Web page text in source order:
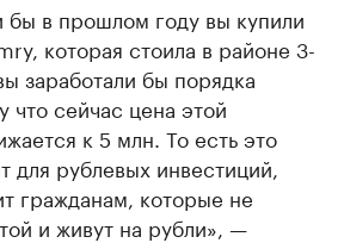
в прошлом году вы купили
которая стоила в районе 3-
заработали бы порядка
что сейчас цена этой
к 5 млн. То есть это
для рублевых инвестиций,
гражданам, которые не
и живут на рубли», —